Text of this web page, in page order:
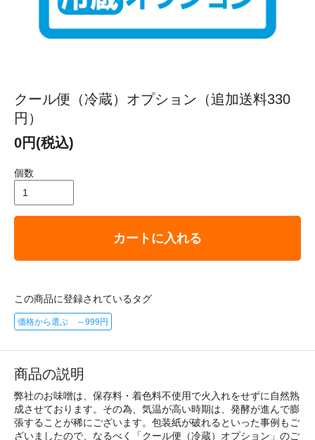
クール便（冷蔵）オプション（追加送料330
円）
0円(税込)
個数
カートに入れる
この商品に登録されているタグ
価格から選ぶ ～999円
商品の説明
弊社のお味噌は、保存料・着色料不使用で火入れをせずに自然熟
成させております。その為、気温が高い時期は、発酵が進んで膨
張することが稀にございます。包装紙が破れるといった事例もご
ざいましたので、なるべく「クール便（冷蔵）オプション」のご